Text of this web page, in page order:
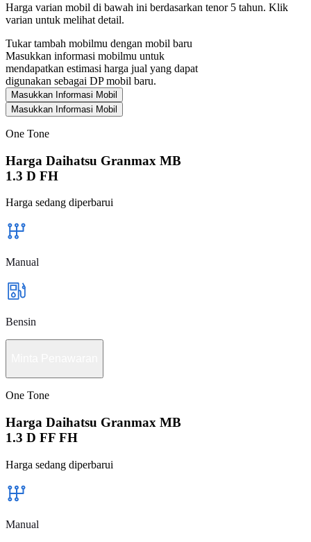
Harga varian mobil di bawah ini berdasarkan tenor 5 tahun. Klik
varian untuk melihat detail.
Tukar tambah mobilmu dengan mobil baru
Masukkan informasi mobilmu untuk
mendapatkan estimasi harga jual yang dapat
digunakan sebagai DP mobil baru.
Masukkan Informasi Mobil
Masukkan Informasi Mobil
One Tone
Harga Daihatsu Granmax MB
1.3 D FH
Harga sedang diperbarui
Manual
Bensin
One Tone
Harga Daihatsu Granmax MB
1.3 D FF FH
Harga sedang diperbarui
Manual